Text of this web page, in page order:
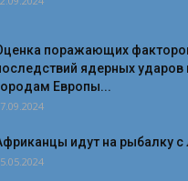
поражающих
ядерных ударов
Европы...
идут на рыбалку с